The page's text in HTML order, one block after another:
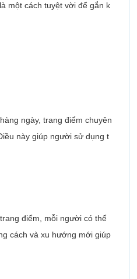
một cách tuyệt vời để gắn k
ngày, trang điểm chuyên
này giúp người sử dụng t
điểm, mỗi người có thể
cách và xu hướng mới giúp